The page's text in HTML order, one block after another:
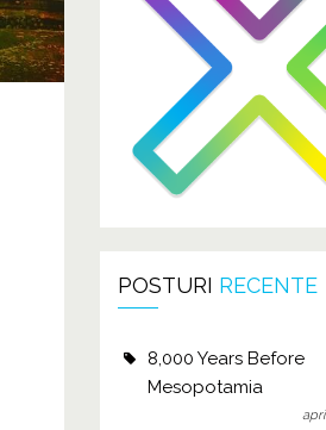
POSTURI RECENTE
8,000 Years Before
Mesopotamia